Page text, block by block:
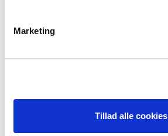
Marketing
Tillad alle cookies